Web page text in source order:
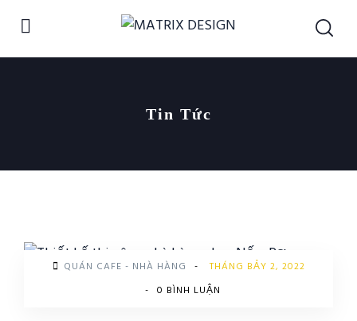
Tin Tức
QUÁN CAFE - NHÀ HÀNG -
THÁNG BẢY 2, 2022
- 0 BÌNH LUẬN